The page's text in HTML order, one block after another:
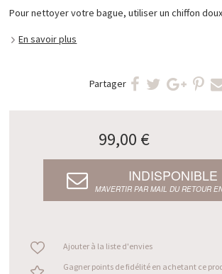
Pour nettoyer votre bague, utiliser un chiffon
En savoir plus
Partager
99,00 €
INDISPONIBLE
M’AVERTIR PAR MAIL DU RETOUR
Ajouter à la liste d'envies
Gagner points de fidélité en achetant ce